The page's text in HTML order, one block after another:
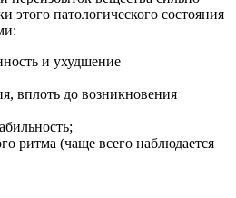
этого патологического состояния
и ухудшение
вплоть до возникновения
ритма (чаще всего наблюдается